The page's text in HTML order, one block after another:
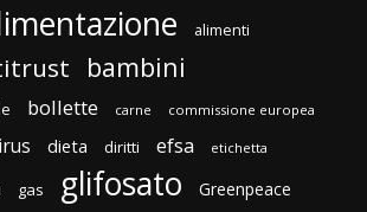
alimenti
bambini
bollette carne commissione europea
dieta diritti efsa etichetta
gas glifosato Greenpeace